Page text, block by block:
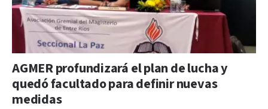
AGMER profundizará el plan de lucha y
quedó facultado para definir nuevas
medidas